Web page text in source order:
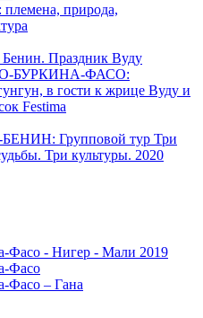
племена, природа,
Бенин. Праздник Вуду
БУРКИНА-ФАСО:
в гости к жрице Вуду и
Festima
Групповой тур Три
Три культуры. 2020
Фасо - Нигер - Мали 2019
Фасо
Фасо – Гана